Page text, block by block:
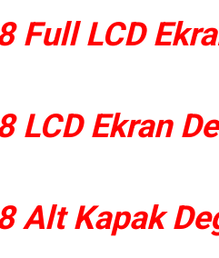
Full LCD
LCD Ekran
Alt Kapak